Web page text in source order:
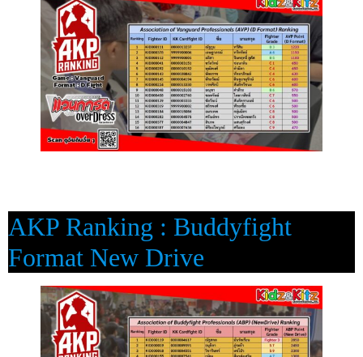
AKP Ranking : Buddyfight
Format New Drive